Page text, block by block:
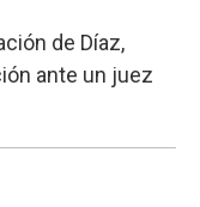
de Díaz,
ante un juez